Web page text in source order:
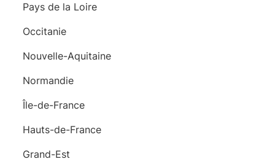
Pays de la Loire
Occitanie
Nouvelle-Aquitaine
Normandie
Île-de-France
Hauts-de-France
Grand-Est